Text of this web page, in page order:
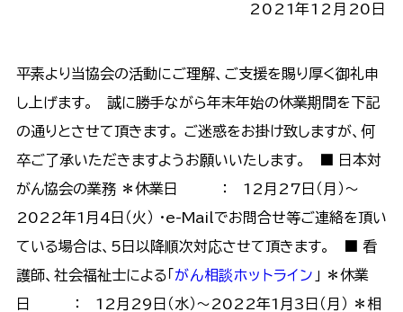
2021年12月20日
平素より当協会の活動にご理解、ご支援を賜り厚く御礼申
し上げます。 誠に勝手ながら年末年始の休業期間を下記
の通りとさせて頂きます。 ご迷惑をお掛け致しますが、何
卒ご了承いただきますようお願いいたします。 ■ 日本対
がん協会の業務 ＊休業日 ： 12月27日（月）～
2022年1月4日（火） ・e-Mailでお問合せ等ご連絡を頂い
ている場合は、5日以降順次対応させて頂きます。 ■ 看
護師、社会福祉士による「がん相談ホットライン 」 ＊休業
日 ： 12月29日（水）～2022年1月3日（月） ＊相